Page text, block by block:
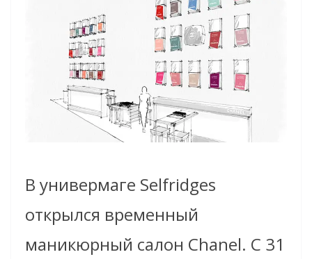
В универмаге Selfridges
открылся временный
маникюрный салон Chanel. С 31